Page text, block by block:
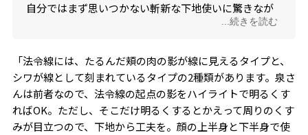
自分ではまず思いつかない斬新な下地使いに驚きなが
らも、ハイライトを入れたら法令線が消えた！内側か
れました
...続きを読む
「法令線には、たるんだ頬の肉の影が線に見えるタイプと、
シワが線として刻まれているタイプの2種類があります。泉さ
んは前者なので、法令線の起点の影をハイライトで明るくす
ればOK。ただし、そこだけ明るくするとかえって周りのくす
みが目立つので、下地から工夫を。顔の上半身と下半身で使